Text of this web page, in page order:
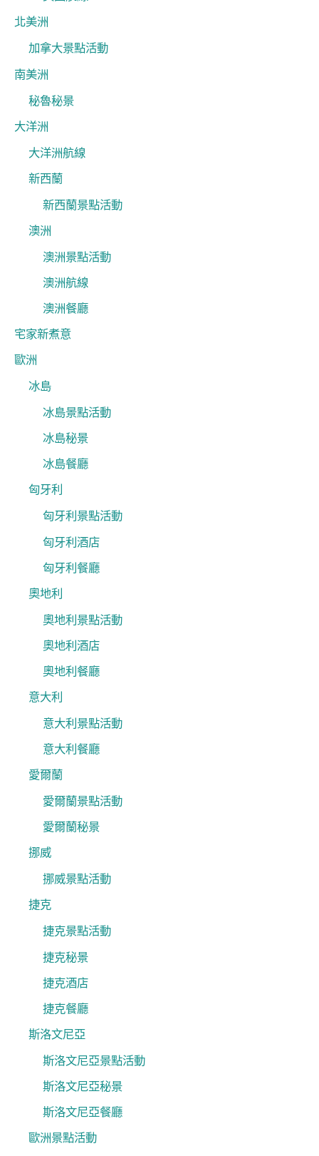
北美洲
加拿大景點活動
南美洲
秘魯秘景
大洋洲
大洋洲航線
新西蘭
新西蘭景點活動
澳洲
澳洲景點活動
澳洲航線
澳洲餐廳
宅家新煮意
歐洲
冰島
冰島景點活動
冰島秘景
冰島餐廳
匈牙利
匈牙利景點活動
匈牙利酒店
匈牙利餐廳
奧地利
奧地利景點活動
奧地利酒店
奧地利餐廳
意大利
意大利景點活動
意大利餐廳
愛爾蘭
愛爾蘭景點活動
愛爾蘭秘景
挪威
挪威景點活動
捷克
捷克景點活動
捷克秘景
捷克酒店
捷克餐廳
斯洛文尼亞
斯洛文尼亞景點活動
斯洛文尼亞秘景
斯洛文尼亞餐廳
歐洲景點活動